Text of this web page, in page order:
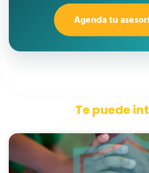
Agenda tu
Te puede